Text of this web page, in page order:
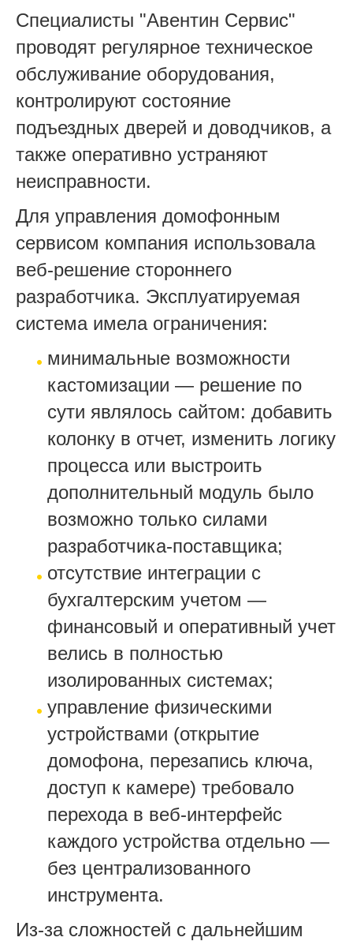
Специалисты "Авентин Сервис"
проводят регулярное техническое
обслуживание оборудования,
контролируют состояние
подъездных дверей и доводчиков, а
также оперативно устраняют
неисправности.
Для управления домофонным
сервисом компания использовала
веб-решение стороннего
разработчика. Эксплуатируемая
система имела ограничения:
минимальные возможности
кастомизации — решение по
сути являлось сайтом: добавить
колонку в отчет, изменить логику
процесса или выстроить
дополнительный модуль было
возможно только силами
разработчика-поставщика;
отсутствие интеграции с
бухгалтерским учетом —
финансовый и оперативный учет
велись в полностью
изолированных системах;
управление физическими
устройствами (открытие
домофона, перезапись ключа,
доступ к камере) требовало
перехода в веб-интерфейс
каждого устройства отдельно —
без централизованного
инструмента.
Из‑за сложностей с дальнейшим